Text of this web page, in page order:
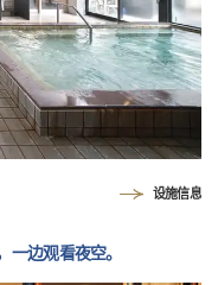
设施信息
一边观看夜空。